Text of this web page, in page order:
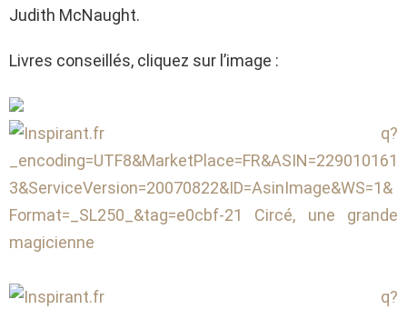
Judith McNaught.
Livres conseillés, cliquez sur l’image :